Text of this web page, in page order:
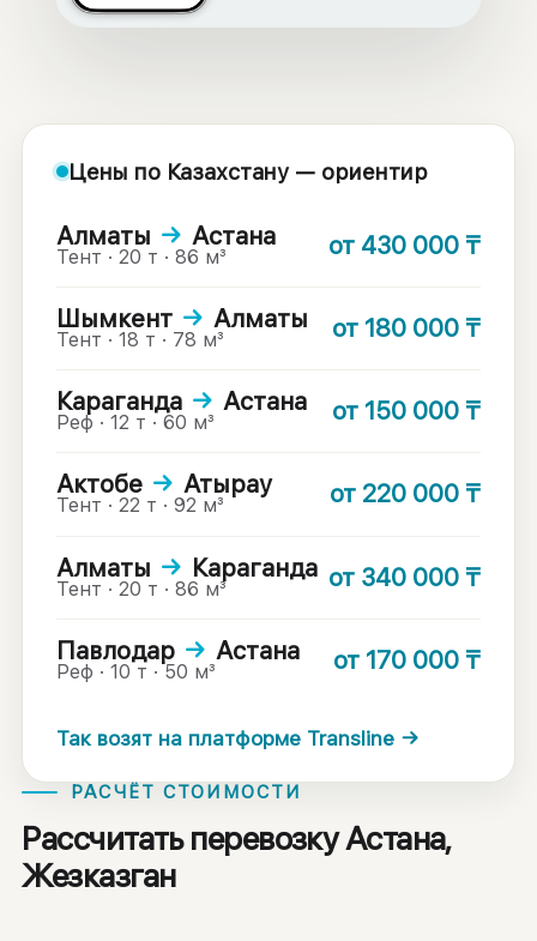
Цены по Казахстану — ориентир
Алматы → Астана
Тент · 20 т · 86 м³ от 430 000 ₸
Шымкент → Алматы
Тент · 18 т · 78 м³ от 180 000 ₸
Караганда → Астана
Реф · 12 т · 60 м³ от 150 000 ₸
Актобе → Атырау
Тент · 22 т · 92 м³ от 220 000 ₸
Алматы → Караганда
Тент · 20 т · 86 м³ от 340 000 ₸
Павлодар → Астана
Реф · 10 т · 50 м³ от 170 000 ₸
Так возят на платформе Transline →
РАСЧЁТ СТОИМОСТИ
Рассчитать перевозку Астана,
Жезказган